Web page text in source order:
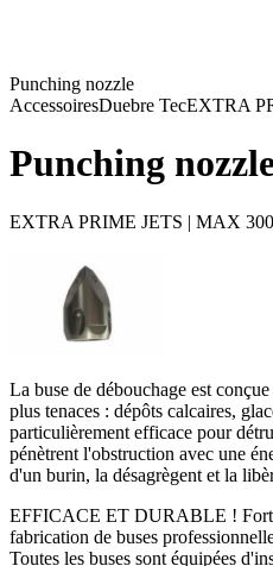
Punching nozzle
AccessoiresDuebre TecEXTRA
Punching
EXTRA PRIME JETS | MAX
La buse de débouchage est
plus tenaces : dépôts calcaires,
particulièrement efficace pour
pénètrent l'obstruction avec une
d'un burin, la désagrègent et la
EFFICACE ET DURABLE ! Fort
fabrication de buses
Toutes les buses sont équipées